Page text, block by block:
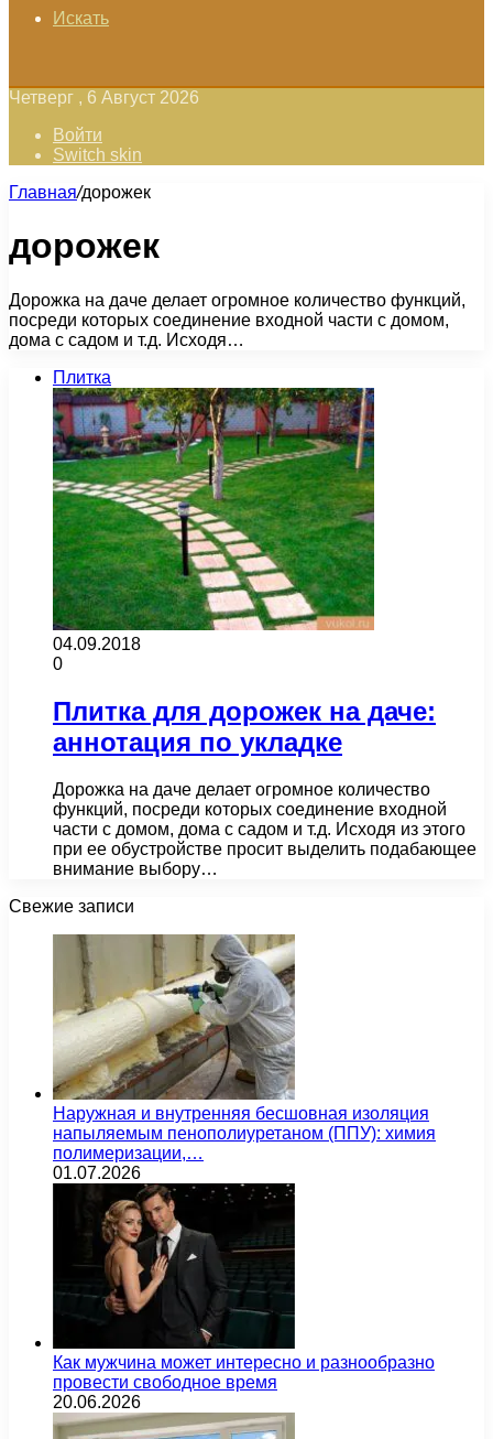
Искать
Четверг , 6 Август 2026
Войти
Switch skin
Главная/дорожек
дорожек
Дорожка на даче делает огромное количество функций,
посреди которых соединение входной части с домом,
дома с садом и т.д. Исходя…
Плитка
04.09.2018
0
Плитка для дорожек на даче:
аннотация по укладке
Дорожка на даче делает огромное количество
функций, посреди которых соединение входной
части с домом, дома с садом и т.д. Исходя из этого
при ее обустройстве просит выделить подабающее
внимание выбору…
Свежие записи
Наружная и внутренняя бесшовная изоляция
напыляемым пенополиуретаном (ППУ): химия
полимеризации,…
01.07.2026
Как мужчина может интересно и разнообразно
провести свободное время
20.06.2026